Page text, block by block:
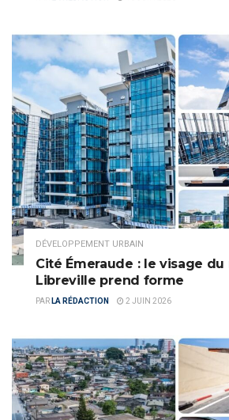
DÉVELOPPEMENT URBAIN
Cité Émeraude : le visage du
Libreville prend forme
PAR LA RÉDACTION 2 JUIN 2026